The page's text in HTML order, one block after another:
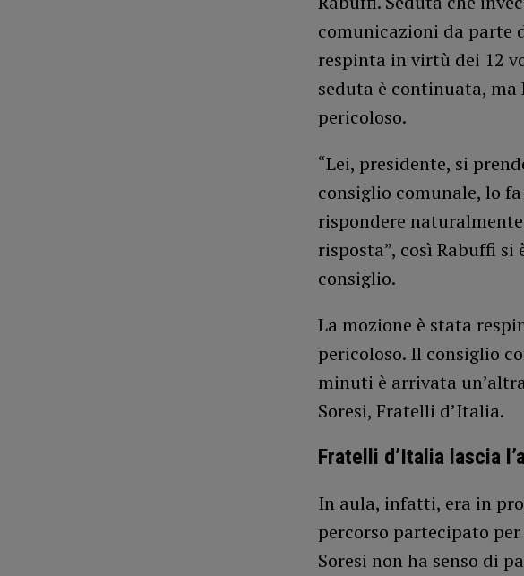
comunicazioni da parte
respinta in virtù dei 12
seduta è continuata,
pericoloso.
“Lei, presidente, si
consiglio comunale, lo
rispondere
risposta”, così Rabuffi si
consiglio.
La mozione è stata
pericoloso. Il consiglio
minuti è arrivata
Soresi, Fratelli d’Italia.
Fratelli d’Italia lascia
In aula, infatti, era in
percorso partecipato
Soresi non ha senso di